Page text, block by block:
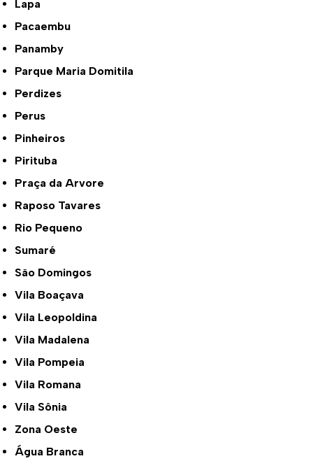
Lapa
Pacaembu
Panamby
Parque Maria Domitila
Perdizes
Perus
Pinheiros
Pirituba
Praça da Arvore
Raposo Tavares
Rio Pequeno
Sumaré
São Domingos
Vila Boaçava
Vila Leopoldina
Vila Madalena
Vila Pompeia
Vila Romana
Vila Sônia
Zona Oeste
Água Branca